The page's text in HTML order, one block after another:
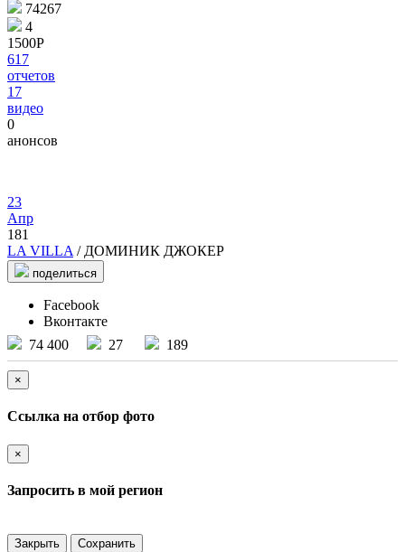
74267
4
1500Р
617
отчетов
17
видео
0
анонсов
23
Апр
181
LA VILLA / ДОМИНИК ДЖОКЕР
поделиться
Facebook
Вконтакте
74 400
27 189
×
Ссылка на отбор фото
×
Запросить в мой регион
Закрыть Сохранить